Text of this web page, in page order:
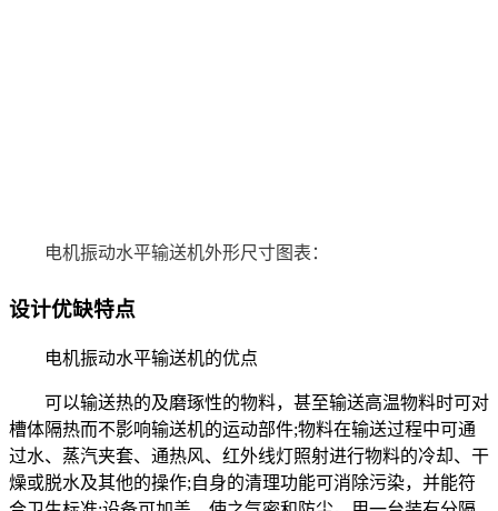
电机振动水平输送机外形尺寸图表：
设计优缺特点
电机振动水平输送机的优点
可以输送热的及磨琢性的物料，甚至输送高温物料时可对
槽体隔热而不影响输送机的运动部件;物料在输送过程中可通
过水、蒸汽夹套、通热风、红外线灯照射进行物料的冷却、干
燥或脱水及其他的操作;自身的清理功能可消除污染，并能符